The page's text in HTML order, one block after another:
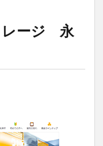
レージ 永